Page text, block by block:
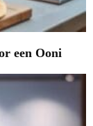
een Ooni